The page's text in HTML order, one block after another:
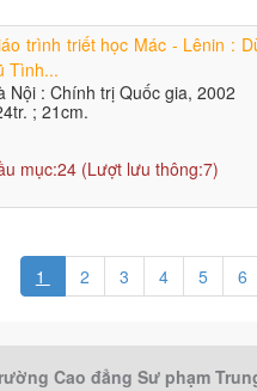
trình triết học Mác - Lênin :
Tình...
Nội : Chính trị Quốc gia, 2002
; 21cm.
mục:24 (Lượt lưu thông:7)
1 2 3 4 5 6
Cao đẳng Sư phạm